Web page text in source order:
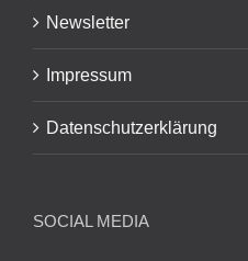
Newsletter
Impressum
Datenschutzerklärung
SOCIAL MEDIA